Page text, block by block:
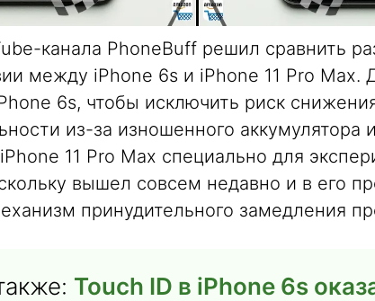
канала PhoneBuff решил сравнить
между iPhone 6s и iPhone 11 Pro Max.
6s, чтобы исключить риск
из-за изношенного аккумулятора
11 Pro Max специально для
вышел совсем недавно и в его
принудительного замедления
Touch ID в iPhone 6s